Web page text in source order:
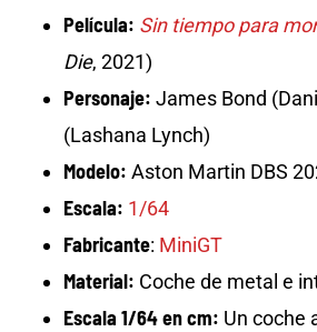
Película: Sin tiempo para
Die, 2021)
Personaje: James Bond
(Lashana Lynch)
Modelo: Aston Martin DBS
Escala: 1/64
Fabricante: MiniGT
Material: Coche de metal e
Escala 1/64 en cm: Un coche